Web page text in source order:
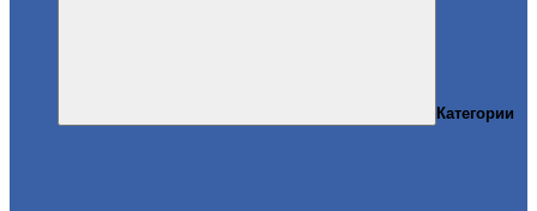
Категории